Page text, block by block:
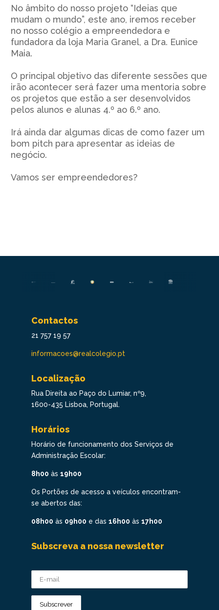
No âmbito do nosso projeto “Ideias que
mudam o mundo”, este ano, iremos receber
no nosso colégio a empreendedora e
fundadora da loja Maria Granel, a Dra. Eunice
Maia.
O principal objetivo das diferente sessões que
irão acontecer será fazer uma mentoria sobre
os projetos que estão a ser desenvolvidos
pelos alunos e alunas 4.º ao 6.º ano.
Irá ainda dar algumas dicas de como fazer um
bom pitch para apresentar as ideias de
negócio.
Vamos ser empreendedores?
Contactos
21 757 19 57
informacoes@realcolegio.pt
Localização
Rua Direita ao Paço do Lumiar, nº9,
1600-435 Lisboa, Portugal.
Horários
Horário de funcionamento dos Serviços de
Administração Escolar:
8h00 às 19h00
Os Portões de acesso a veículos encontram-
se abertos das:
08h00 às 09h00 e das 16h00 às 17h00
Subscreva a nossa newsletter